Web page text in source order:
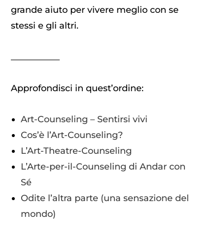
grande aiuto per vivere meglio con se
stessi e gli altri.
___________
Approfondisci in quest’ordine:
Art-Counseling – Sentirsi vivi
Cos’è l’Art-Counseling?
L’Art-Theatre-Counseling
L’Arte-per-il-Counseling di Andar con
Sé
Odite l’altra parte (una sensazione del
mondo)